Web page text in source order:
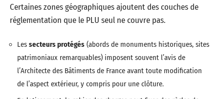
Certaines zones géographiques ajoutent des couches de
réglementation que le PLU seul ne couvre pas.
Les secteurs protégés (abords de monuments historiques, sites
patrimoniaux remarquables) imposent souvent l’avis de
l’Architecte des Bâtiments de France avant toute modification
de l’aspect extérieur, y compris pour une clôture.